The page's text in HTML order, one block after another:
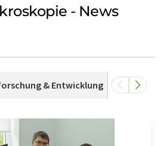
- News
& Entwicklung